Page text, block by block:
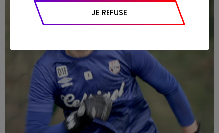
appareil et navigateur utilisé, emplacement
géographique), l’origine du trafic et la
JE REFUSE